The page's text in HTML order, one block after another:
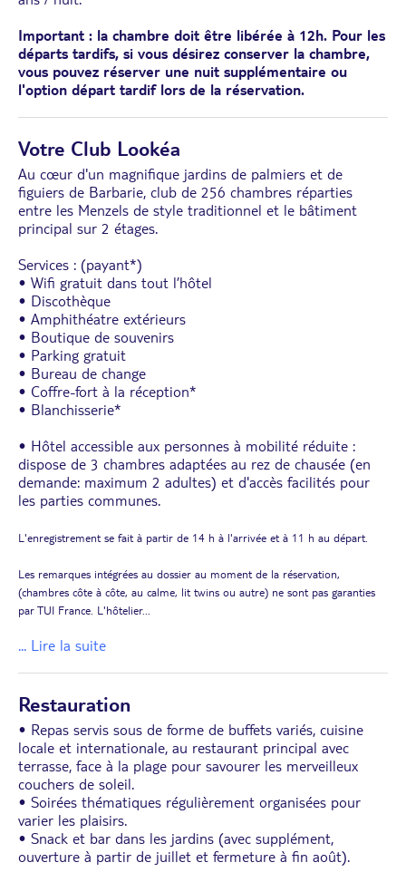
Important : la chambre doit être libérée à 12h. Pour les
départs tardifs, si vous désirez conserver la chambre,
vous pouvez réserver une nuit supplémentaire ou
l'option départ tardif lors de la réservation.
Votre Club Lookéa
Au cœur d'un magnifique jardins de palmiers et de
figuiers de Barbarie, club de 256 chambres réparties
entre les Menzels de style traditionnel et le bâtiment
principal sur 2 étages.
Services : (payant*)
• Wifi gratuit dans tout l’hôtel
• Discothèque
• Amphithéatre extérieurs
• Boutique de souvenirs
• Parking gratuit
• Bureau de change
• Coffre-fort à la réception*
• Blanchisserie*
• Hôtel accessible aux personnes à mobilité réduite :
dispose de 3 chambres adaptées au rez de chausée (en
demande: maximum 2 adultes) et d'accès facilités pour
les parties communes.
L'enregistrement se fait à partir de 14 h à l'arrivée et à 11 h au départ.
Les remarques intégrées au dossier au moment de la réservation,
(chambres côte à côte, au calme, lit twins ou autre) ne sont pas garanties
par TUI France. L'hôtelier...
... Lire la suite
Restauration
• Repas servis sous de forme de buffets variés, cuisine
locale et internationale, au restaurant principal avec
terrasse, face à la plage pour savourer les merveilleux
couchers de soleil.
• Soirées thématiques régulièrement organisées pour
varier les plaisirs.
• Snack et bar dans les jardins (avec supplément,
ouverture à partir de juillet et fermeture à fin août).